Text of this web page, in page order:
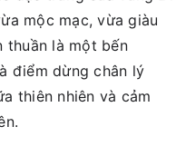
mộc mạc, vừa giàu
thuần là một bến
điểm dừng chân lý
thiên nhiên và cảm